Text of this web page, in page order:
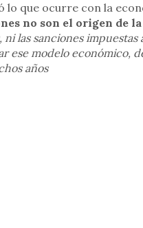
que ocurre con la
no son el origen de
ni las sanciones
ese modelo económico,
años